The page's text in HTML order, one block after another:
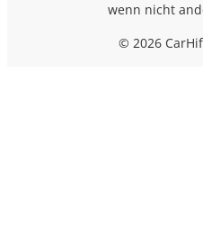
wenn nicht
© 2026